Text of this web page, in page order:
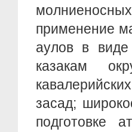
применение
аулов в виде
казакам
засад;
подготовке